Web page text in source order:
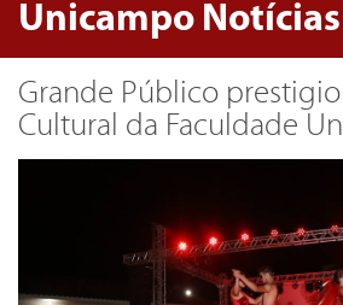
Unicampo Notícias
Grande Público
Cultural da Faculdade